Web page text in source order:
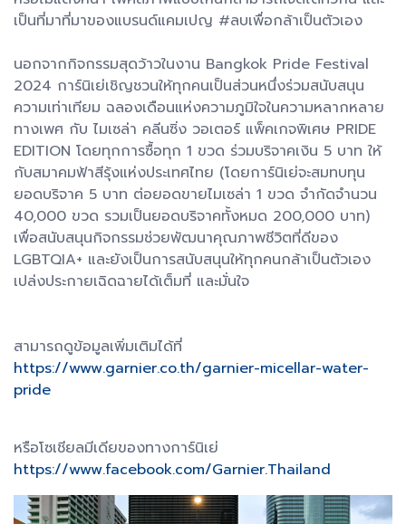
เป็นที่มาที่มาของแบรนด์แคมเปญ #ลบเพื่อกล้าเป็นตัวเอง
นอกจากกิจกรรมสุดว้าวในงาน Bangkok Pride Festival
2024 การ์นิเย่เชิญชวนให้ทุกคนเป็นส่วนหนึ่งร่วมสนับสนุน
ความเท่าเทียม ฉลองเดือนแห่งความภูมิใจในความหลากหลาย
ทางเพศ กับ ไมเซล่า คลีนซิ่ง วอเตอร์ แพ็คเกจพิเศษ PRIDE
EDITION โดยทุกการซื้อทุก 1 ขวด ร่วมบริจาคเงิน 5 บาท ให้
กับสมาคมฟ้าสีรุ้งแห่งประเทศไทย (โดยการ์นิเย่จะสมทบทุน
ยอดบริจาค 5 บาท ต่อยอดขายไมเซล่า 1 ขวด จำกัดจำนวน
40,000 ขวด รวมเป็นยอดบริจาคทั้งหมด 200,000 บาท)
เพื่อสนับสนุนกิจกรรมช่วยพัฒนาคุณภาพชีวิตที่ดีของ
LGBTQIA+ และยังเป็นการสนับสนุนให้ทุกคนกล้าเป็นตัวเอง
เปล่งประกายเฉิดฉายได้เต็มที่ และมั่นใจ
สามารถดูข้อมูลเพิ่มเติมได้ที่
https://www.garnier.co.th/garnier-micellar-water-
pride
หรือโซเชียลมีเดียของทางการ์นิเย่
https://www.facebook.com/Garnier.Thailand